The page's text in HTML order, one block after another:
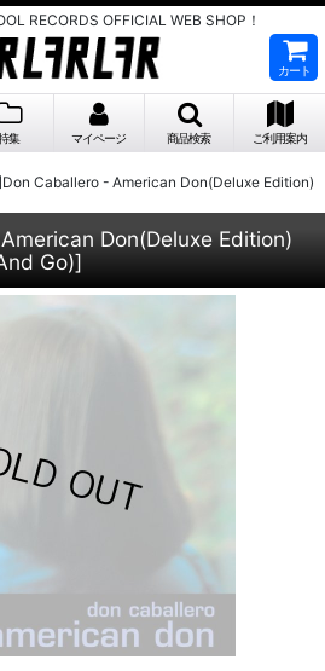
RECORDS OFFICIAL WEB SHOP！
カート
集 マイページ 商品検索 ご利用案内
Caballero - American Don(Deluxe Edition)
Don(Deluxe Edition)
Go)]